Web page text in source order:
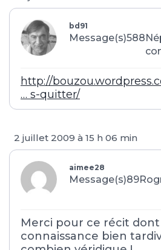
bd91
Message(s)588
http://
… s-quitter/
2 juillet 2009 à 15 h 06 min
aimee28
Message(s)89
Merci pour ce récit
connaissance bien